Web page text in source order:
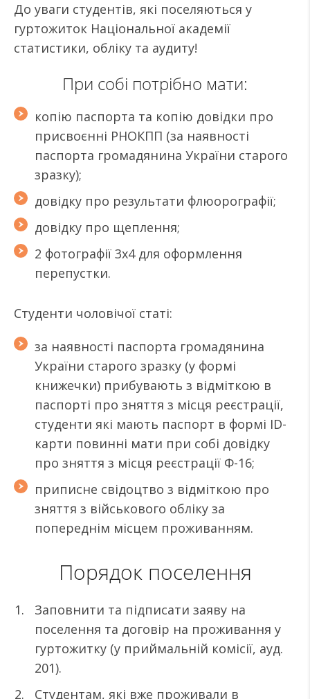
До уваги студентів, які поселяються у
гуртожиток Національної академії
статистики, обліку та аудиту!
При собі потрібно мати:
копію паспорта та копію довідки про
присвоєнні РНОКПП (за наявності
паспорта громадянина України старого
зразку);
довідку про результати флюорографії;
довідку про щеплення;
2 фотографії 3х4 для оформлення
перепустки.
Студенти чоловічої статі:
за наявності паспорта громадянина
України старого зразку (у формі
книжечки) прибувають з відміткою в
паспорті про зняття з місця реєстрації,
студенти які мають паспорт в формі ID-
карти повинні мати при собі довідку
про зняття з місця реєстрації Ф-16;
приписне свідоцтво з відміткою про
зняття з військового обліку за
попереднім місцем проживанням.
Порядок поселення
Заповнити та підписати заяву на
поселення та договір на проживання у
гуртожитку (у приймальній комісії, ауд.
201).
Студентам, які вже проживали в